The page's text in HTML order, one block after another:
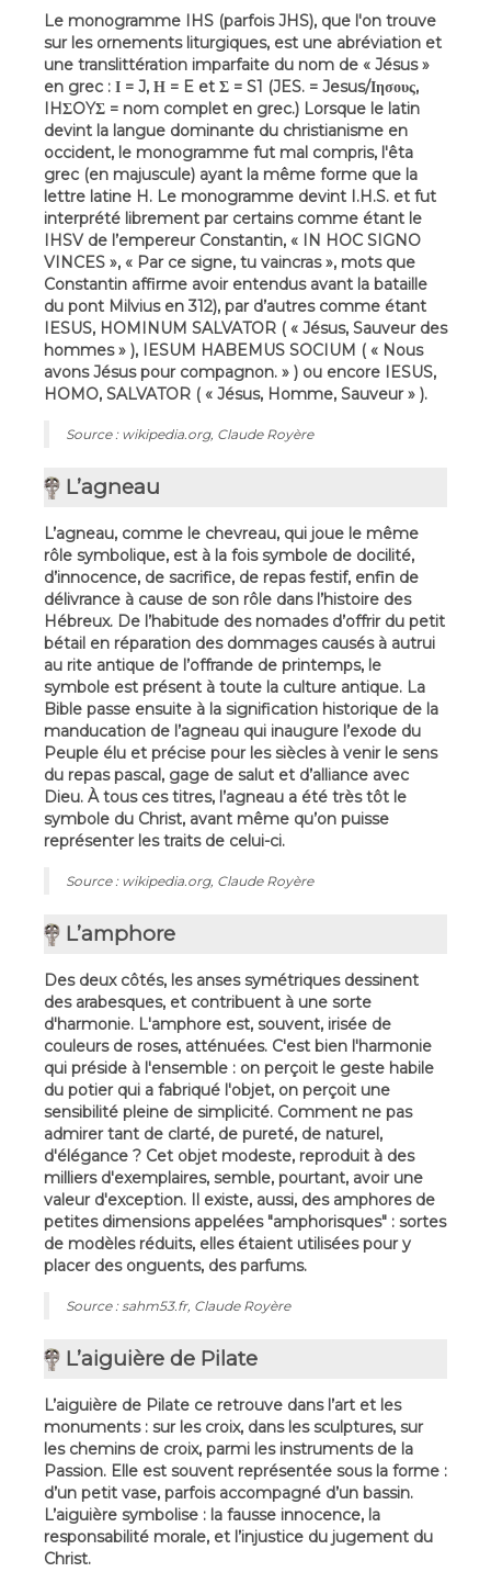
Le monogramme IHS (parfois JHS), que l'on trouve
sur les ornements liturgiques, est une abréviation et
une translittération imparfaite du nom de « Jésus »
en grec : Ι = J, Η = E et Σ = S1 (JES. = Jesus/Ιησους,
IHΣOYΣ = nom complet en grec.) Lorsque le latin
devint la langue dominante du christianisme en
occident, le monogramme fut mal compris, l'êta
grec (en majuscule) ayant la même forme que la
lettre latine H. Le monogramme devint I.H.S. et fut
interprété librement par certains comme étant le
IHSV de l’empereur Constantin, « IN HOC SIGNO
VINCES », « Par ce signe, tu vaincras », mots que
Constantin affirme avoir entendus avant la bataille
du pont Milvius en 312), par d’autres comme étant
IESUS, HOMINUM SALVATOR ( « Jésus, Sauveur des
hommes » ), IESUM HABEMUS SOCIUM ( « Nous
avons Jésus pour compagnon. » ) ou encore IESUS,
HOMO, SALVATOR ( « Jésus, Homme, Sauveur » ).
Source : wikipedia.org, Claude Royère
L’agneau
L’agneau, comme le chevreau, qui joue le même
rôle symbolique, est à la fois symbole de docilité,
d’innocence, de sacrifice, de repas festif, enfin de
délivrance à cause de son rôle dans l’histoire des
Hébreux. De l’habitude des nomades d’offrir du petit
bétail en réparation des dommages causés à autrui
au rite antique de l’offrande de printemps, le
symbole est présent à toute la culture antique. La
Bible passe ensuite à la signification historique de la
manducation de l’agneau qui inaugure l’exode du
Peuple élu et précise pour les siècles à venir le sens
du repas pascal, gage de salut et d’alliance avec
Dieu. À tous ces titres, l’agneau a été très tôt le
symbole du Christ, avant même qu’on puisse
représenter les traits de celui-ci.
Source : wikipedia.org, Claude Royère
L’amphore
Des deux côtés, les anses symétriques dessinent
des arabesques, et contribuent à une sorte
d'harmonie. L'amphore est, souvent, irisée de
couleurs de roses, atténuées. C'est bien l'harmonie
qui préside à l'ensemble : on perçoit le geste habile
du potier qui a fabriqué l'objet, on perçoit une
sensibilité pleine de simplicité. Comment ne pas
admirer tant de clarté, de pureté, de naturel,
d'élégance ? Cet objet modeste, reproduit à des
milliers d'exemplaires, semble, pourtant, avoir une
valeur d'exception. Il existe, aussi, des amphores de
petites dimensions appelées "amphorisques" : sortes
de modèles réduits, elles étaient utilisées pour y
placer des onguents, des parfums.
Source : sahm53.fr, Claude Royère
L’aiguière de Pilate
L’aiguière de Pilate ce retrouve dans l’art et les
monuments : sur les croix, dans les sculptures, sur
les chemins de croix, parmi les instruments de la
Passion. Elle est souvent représentée sous la forme :
d’un petit vase, parfois accompagné d’un bassin.
L’aiguière symbolise : la fausse innocence, la
responsabilité morale, et l’injustice du jugement du
Christ.